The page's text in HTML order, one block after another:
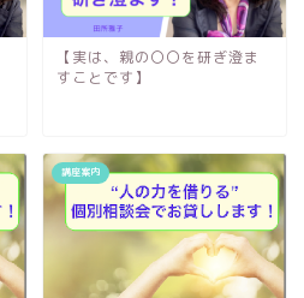
【実は、親の〇〇を研ぎ澄ま
すことです】
講座案内